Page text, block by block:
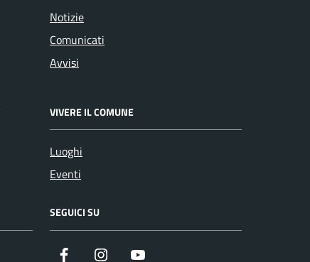
Notizie
Comunicati
Avvisi
VIVERE IL COMUNE
Luoghi
Eventi
SEGUICI SU
Facebook Instagram